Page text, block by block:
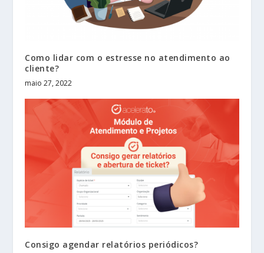
Como lidar com o estresse no atendimento ao
cliente?
maio 27, 2022
Consigo agendar relatórios periódicos?